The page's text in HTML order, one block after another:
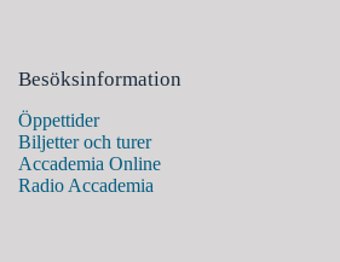
Besöksinformation
Öppettider
Biljetter och turer
Accademia Online
Radio Accademia